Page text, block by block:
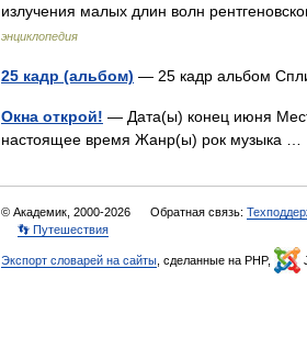
излучения малых длин волн
энциклопедия
25 кадр (альбом) — 25 кадр альбом
Окна открой! — Дата(ы) конец июня
настоящее время Жанр(ы) рок музыка …
© Академик, 2000-2026 Обратная связь:
👣 Путешествия
Экспорт словарей на сайты , сделанные на PHP,